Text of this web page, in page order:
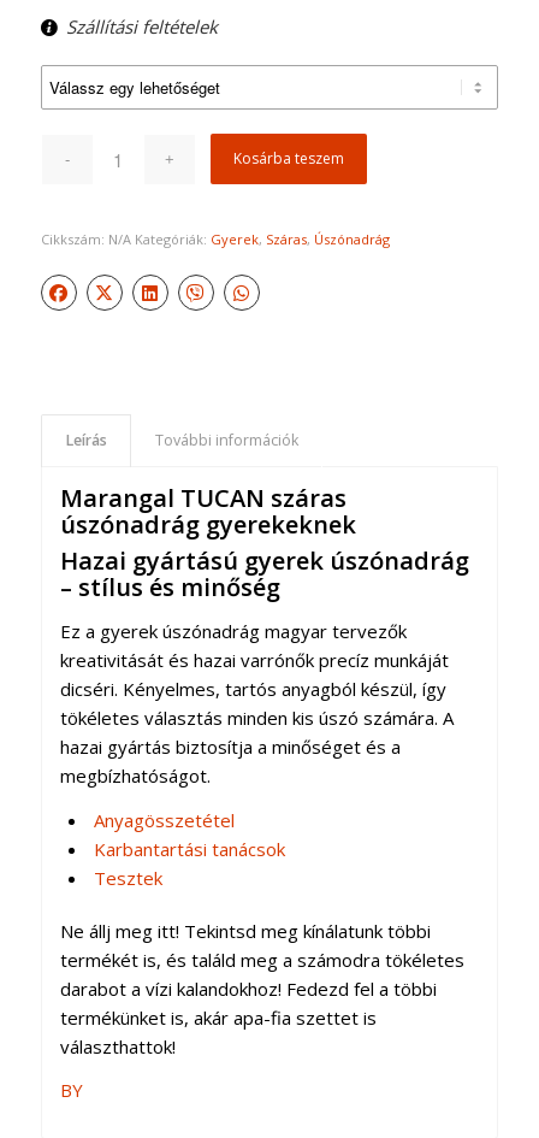
Szállítási feltételek
Kosárba teszem
Cikkszám: N/A Kategóriák: Gyerek, Száras, Úszónadrág
Leírás További információk
Marangal TUCAN száras
úszónadrág gyerekeknek
Hazai gyártású gyerek úszónadrág
– stílus és minőség
Ez a gyerek úszónadrág magyar tervezők
kreativitását és hazai varrónők precíz munkáját
dicséri. Kényelmes, tartós anyagból készül, így
tökéletes választás minden kis úszó számára. A
hazai gyártás biztosítja a minőséget és a
megbízhatóságot.
Anyagösszetétel
Karbantartási tanácsok
Tesztek
Ne állj meg itt! Tekintsd meg kínálatunk többi
termékét is, és találd meg a számodra tökéletes
darabot a vízi kalandokhoz! Fedezd fel a többi
termékünket is, akár apa-fia szettet is
választhattok!
BY